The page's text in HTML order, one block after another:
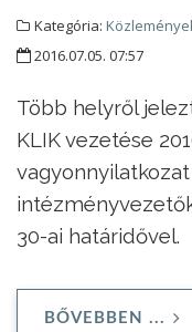
Kategória:
2016.07.05. 07:57
Több helyről
KLIK vezetése
30-ai határidővel.
BŐVEBBEN ...